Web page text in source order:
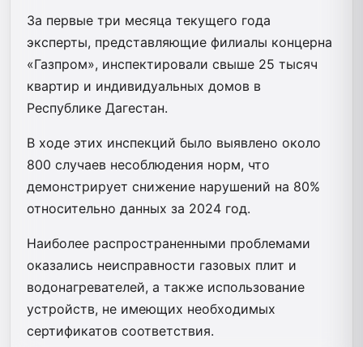
За первые три месяца текущего года
эксперты, представляющие филиалы концерна
«Газпром», инспектировали свыше 25 тысяч
квартир и индивидуальных домов в
Республике Дагестан.
В ходе этих инспекций было выявлено около
800 случаев несоблюдения норм, что
демонстрирует снижение нарушений на 80%
относительно данных за 2024 год.
Наиболее распространенными проблемами
оказались неисправности газовых плит и
водонагревателей, а также использование
устройств, не имеющих необходимых
сертификатов соответствия.